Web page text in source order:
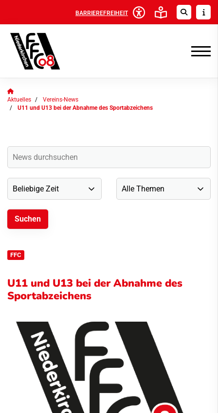
BARRIEREFREIHEIT
Aktuelles
Vereins-News
U11 und U13 bei der Abnahme des Sportabzeichens
FFC
U11 und U13 bei der Abnahme des
Sportabzeichens